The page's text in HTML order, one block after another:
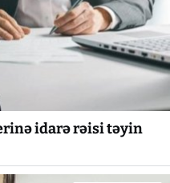
idarə rəisi təyin